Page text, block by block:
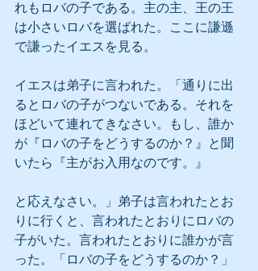
れもロバの子である。主の主、王の王
は小さいロバを選ばれた。ここに謙遜
で謙ったイエスを見る。
イエスは弟子に言われた。「通りに出
るとロバの子がつないである。それを
ほどいて連れてきなさい。もし、誰か
が『ロバの子をどうするのか？』と聞
いたら『主がお入用なのです。』
と応えなさい。」弟子は言われたとお
りに行くと、言われたとおりにロバの
子がいた。言われたとおりに誰かが言
った。「ロバの子をどうするのか？」